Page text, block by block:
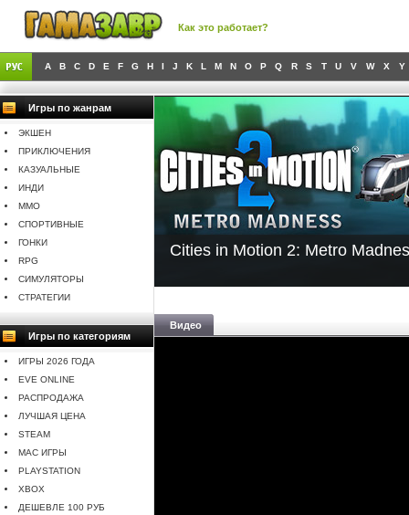
Как это работает?
A B C D E F G H I J K L M N O P Q R S T U V W X Y
Игры по жанрам
ЭКШЕН
ПРИКЛЮЧЕНИЯ
КАЗУАЛЬНЫЕ
ИНДИ
MMO
СПОРТИВНЫЕ
ГОНКИ
RPG
СИМУЛЯТОРЫ
СТРАТЕГИИ
Игры по категориям
ИГРЫ 2026 ГОДА
EVE ONLINE
РАСПРОДАЖА
ЛУЧШАЯ ЦЕНА
STEAM
MAC ИГРЫ
PLAYSTATION
XBOX
ДЕШЕВЛЕ 100 РУБ
Cities in Motion 2: Metro
Видео